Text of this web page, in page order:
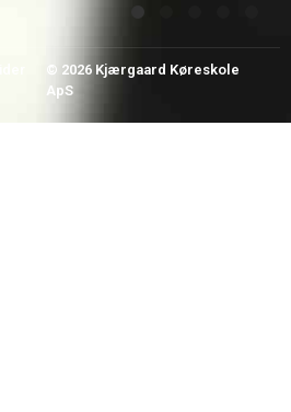
© 2026 Kjærgaard Køreskole
ApS